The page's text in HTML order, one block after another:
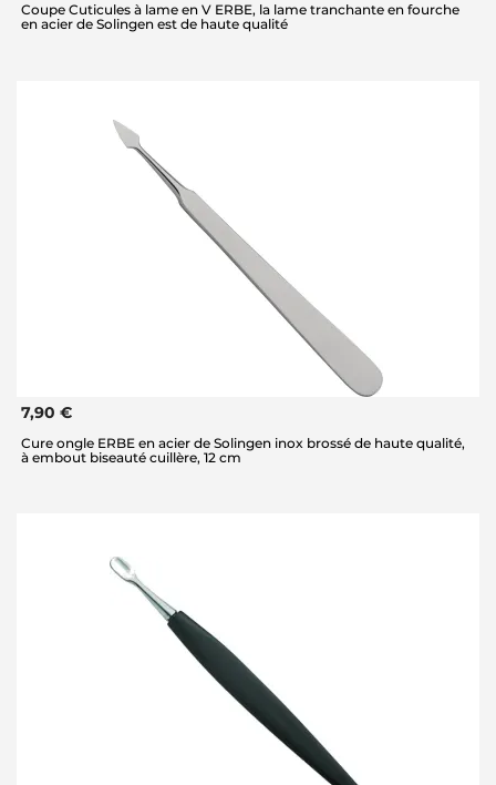
Coupe Cuticules à lame en V ERBE, la lame tranchante en fourche
en acier de Solingen est de haute qualité
7,90 €
Cure ongle ERBE en acier de Solingen inox brossé de haute qualité,
à embout biseauté cuillère, 12 cm